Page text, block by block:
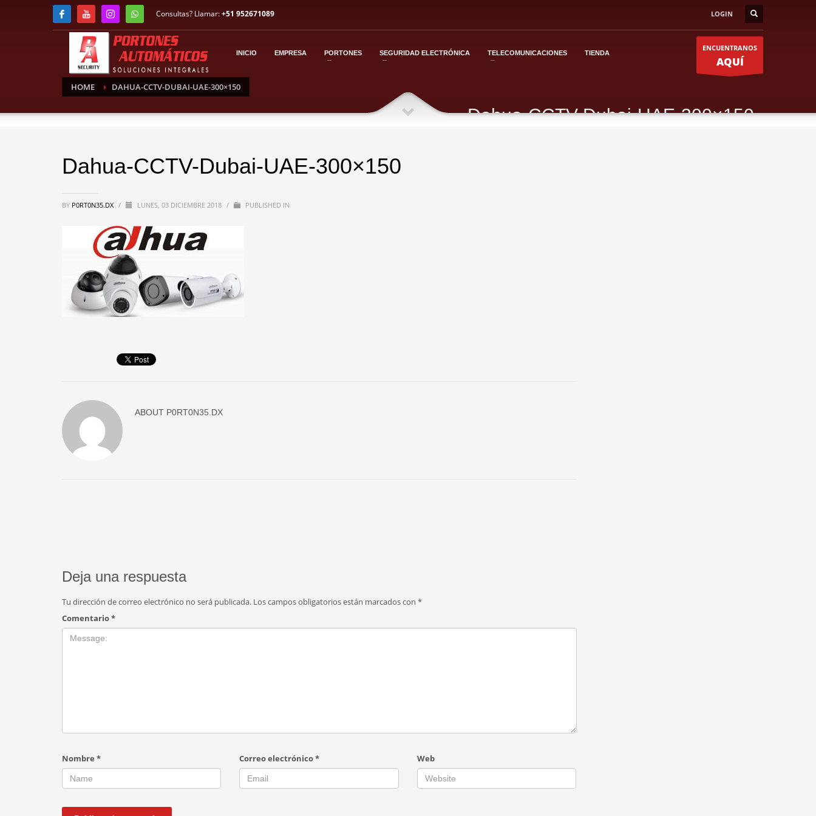
Consultas? Llamar:+51 952671089 LOGIN
INICIO EMPRESA PORTONES SEGURIDAD ELECTRÓNICA TELECOMUNICACIONES TIENDA
ENCUENTRANOS
AQUÍ
HOME DAHUA-CCTV-DUBAI-UAE-300×150
Dahua-CCTV-Dubai-UAE-300×150
Dahua-CCTV-Dubai-UAE-300×150
BY P0RT0N35.DX / LUNES, 03 DICIEMBRE 2018 / PUBLISHED IN
ABOUT P0RT0N35.DX
Deja una respuesta
Tu dirección de correo electrónico no será publicada. Los campos obligatorios están marcados con *
Comentario*
Nombre * Correo electrónico* Web